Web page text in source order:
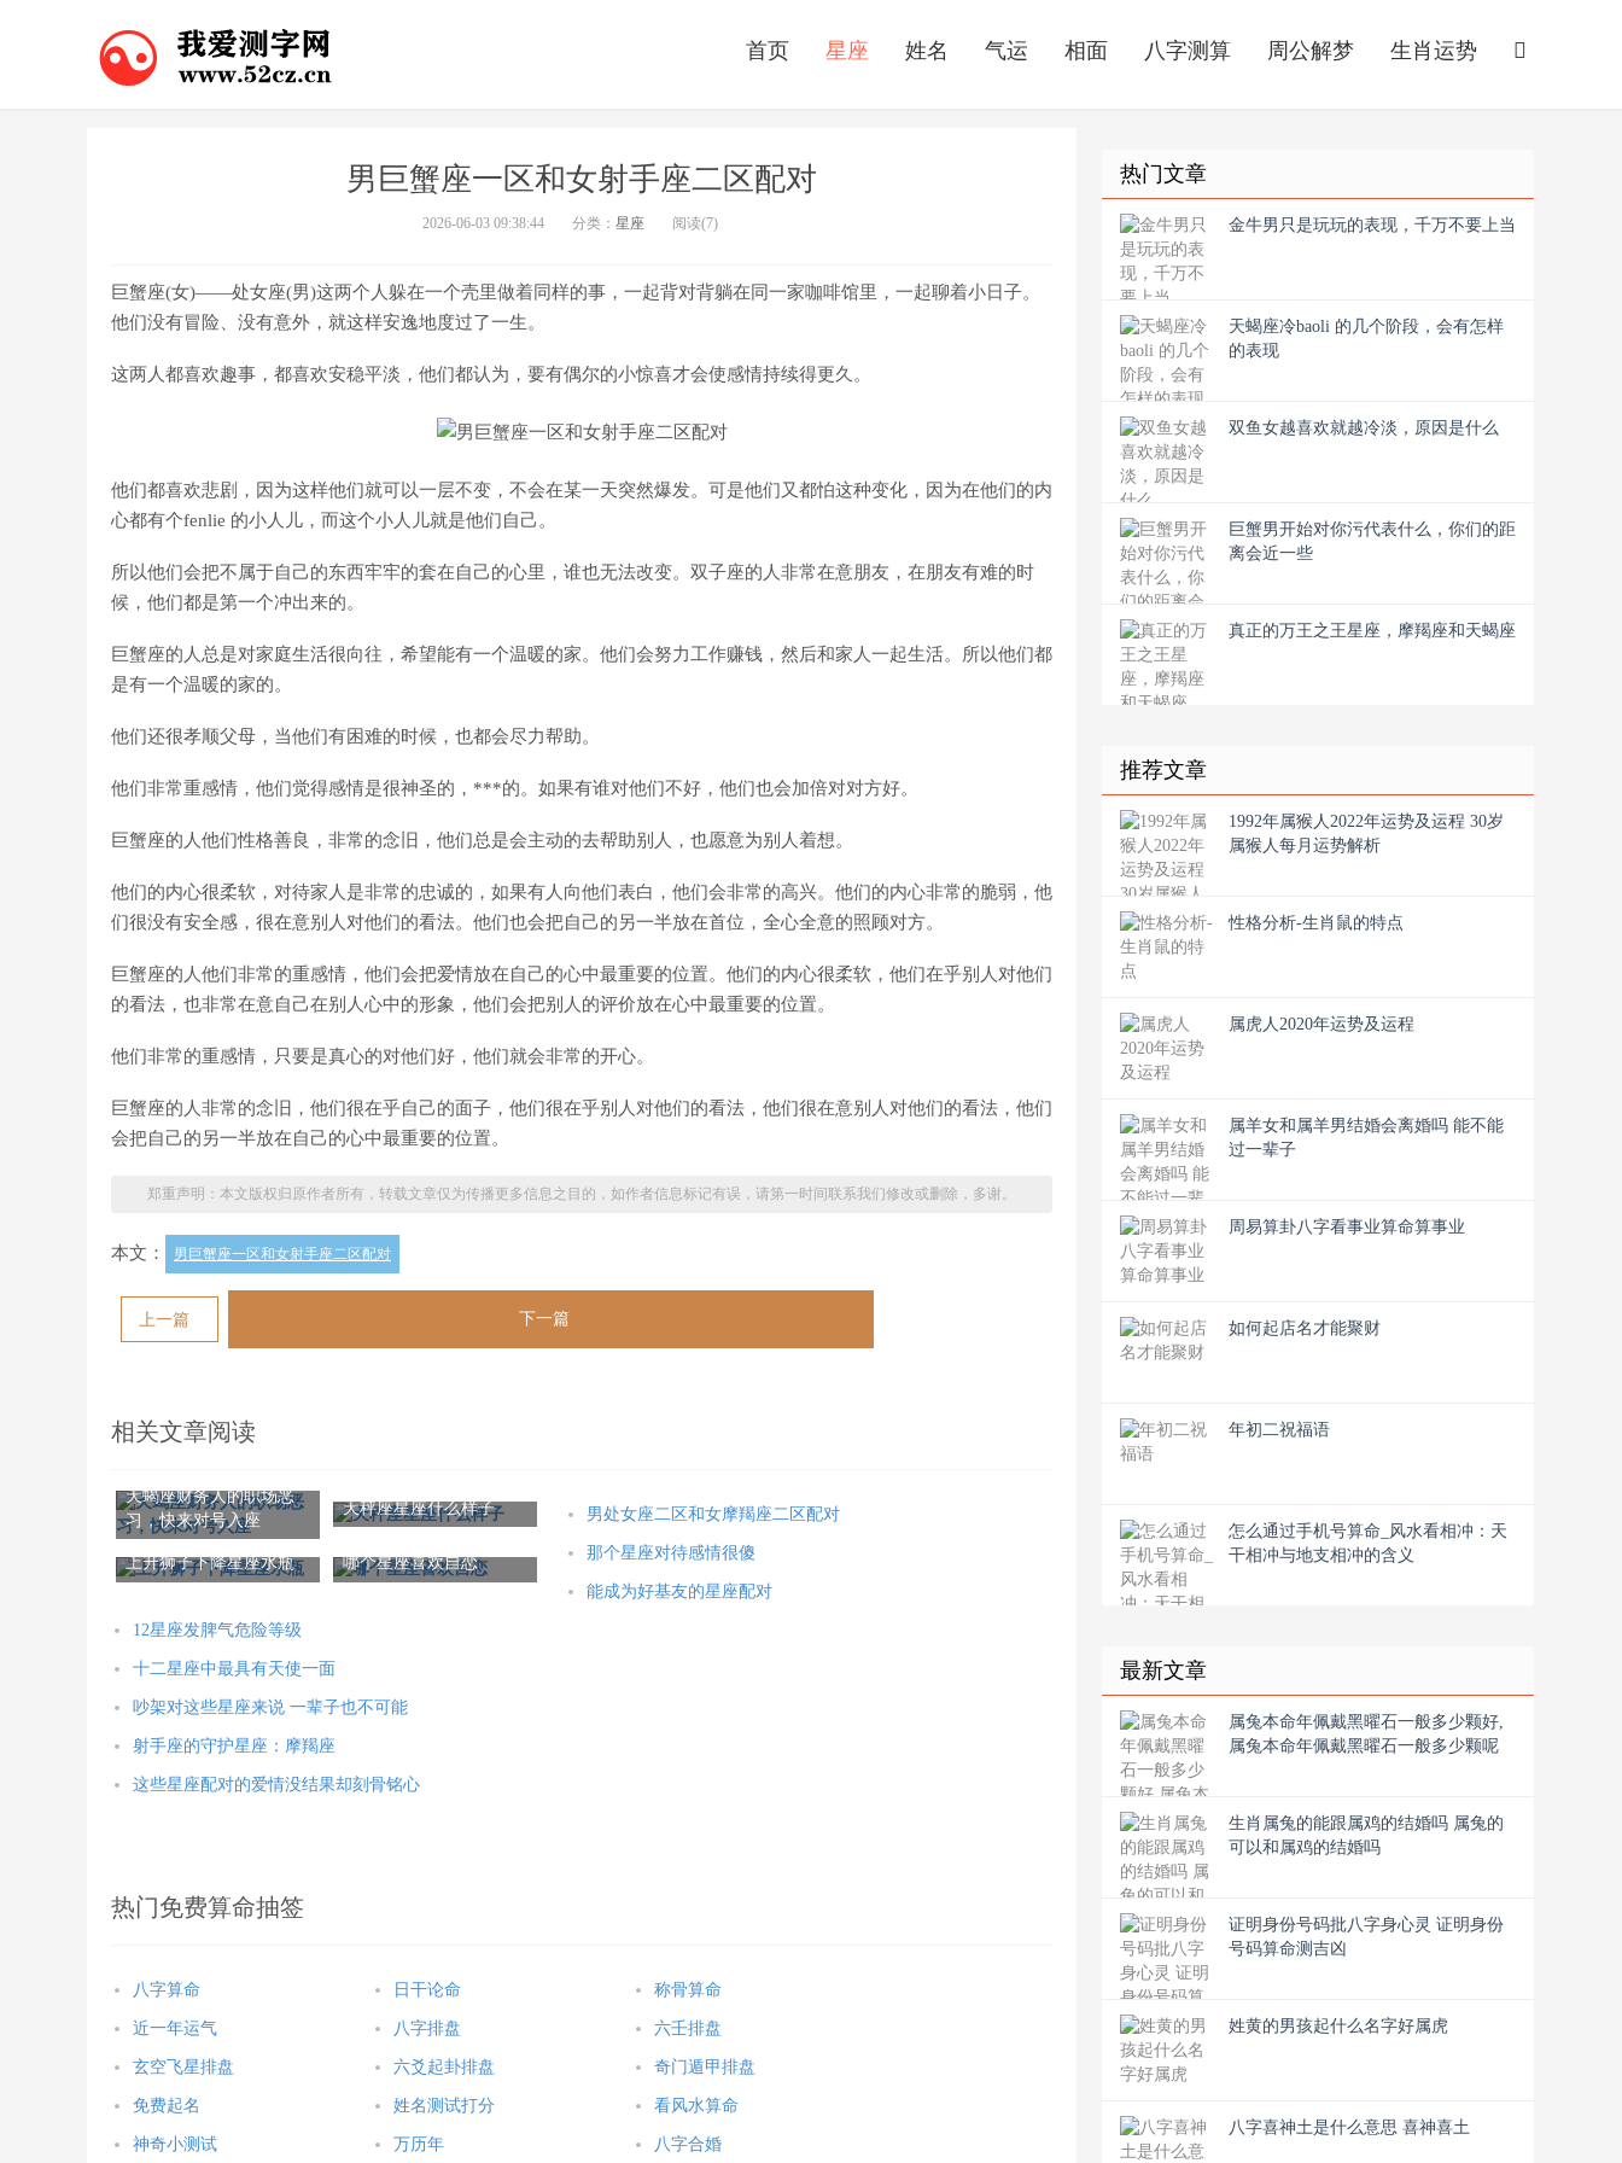
首页 星座 姓名 气运 相面 八字测算 周公解梦 生肖运势
男巨蟹座一区和女射手座二区配对
2026-06-03 09:38:44 分类： 星座 阅读(7)
巨蟹座(女)——处女座(男)这两个人躲在一个壳里做着同样的事，一起背对背躺在同一家咖啡馆里，一起聊着小日子。
他们没有冒险、没有意外，就这样安逸地度过了一生。
这两人都喜欢趣事，都喜欢安稳平淡，他们都认为，要有偶尔的小惊喜才会使感情持续得更久。
他们都喜欢悲剧，因为这样他们就可以一层不变，不会在某一天突然爆发。可是他们又都怕这种变化，因为在他们的内
心都有个fenlie 的小人儿，而这个小人儿就是他们自己。
所以他们会把不属于自己的东西牢牢的套在自己的心里，谁也无法改变。双子座的人非常在意朋友，在朋友有难的时
候，他们都是第一个冲出来的。
巨蟹座的人总是对家庭生活很向往，希望能有一个温暖的家。他们会努力工作赚钱，然后和家人一起生活。所以他们都
是有一个温暖的家的。
他们还很孝顺父母，当他们有困难的时候，也都会尽力帮助。
他们非常重感情，他们觉得感情是很神圣的，***的。如果有谁对他们不好，他们也会加倍对对方好。
巨蟹座的人他们性格善良，非常的念旧，他们总是会主动的去帮助别人，也愿意为别人着想。
他们的内心很柔软，对待家人是非常的忠诚的，如果有人向他们表白，他们会非常的高兴。他们的内心非常的脆弱，他
们很没有安全感，很在意别人对他们的看法。他们也会把自己的另一半放在首位，全心全意的照顾对方。
巨蟹座的人他们非常的重感情，他们会把爱情放在自己的心中最重要的位置。他们的内心很柔软，他们在乎别人对他们
的看法，也非常在意自己在别人心中的形象，他们会把别人的评价放在心中最重要的位置。
他们非常的重感情，只要是真心的对他们好，他们就会非常的开心。
巨蟹座的人非常的念旧，他们很在乎自己的面子，他们很在乎别人对他们的看法，他们很在意别人对他们的看法，他们
会把自己的另一半放在自己的心中最重要的位置。
郑重声明：本文版权归原作者所有，转载文章仅为传播更多信息之目的，如作者信息标记有误，请第一时间联系我们修改或删除，多谢。
本文： 男巨蟹座一区和女射手座二区配对
上一篇 下一篇
相关文章阅读
天蝎座财务人的职场恶
习，快来对号入座
天秤座星座什么样子
上升狮子下降星座水瓶 哪个星座喜欢自恋
男处女座二区和女摩羯座二区配对
那个星座对待感情很傻
能成为好基友的星座配对
12星座发脾气危险等级
十二星座中最具有天使一面
吵架对这些星座来说 一辈子也不可能
射手座的守护星座：摩羯座
这些星座配对的爱情没结果却刻骨铭心
热门免费算命抽签
八字算命 日干论命 称骨算命
近一年运气 八字排盘 六壬排盘
玄空飞星排盘 六爻起卦排盘 奇门遁甲排盘
免费起名 姓名测试打分 看风水算命
神奇小测试 万历年 八字合婚
热门文章
金牛男只是玩玩的表现，千万不要上当
天蝎座冷baoli 的几个阶段，会有怎样
的表现
双鱼女越喜欢就越冷淡，原因是什么
巨蟹男开始对你污代表什么，你们的距
离会近一些
真正的万王之王星座，摩羯座和天蝎座
推荐文章
1992年属猴人2022年运势及运程 30岁
属猴人每月运势解析
性格分析-生肖鼠的特点
属虎人2020年运势及运程
属羊女和属羊男结婚会离婚吗 能不能
过一辈子
周易算卦八字看事业算命算事业
如何起店名才能聚财
年初二祝福语
怎么通过手机号算命_风水看相冲：天
干相冲与地支相冲的含义
最新文章
属兔本命年佩戴黑曜石一般多少颗好,
属兔本命年佩戴黑曜石一般多少颗呢
生肖属兔的能跟属鸡的结婚吗 属兔的
可以和属鸡的结婚吗
证明身份号码批八字身心灵 证明身份
号码算命测吉凶
姓黄的男孩起什么名字好属虎
八字喜神土是什么意思 喜神喜土